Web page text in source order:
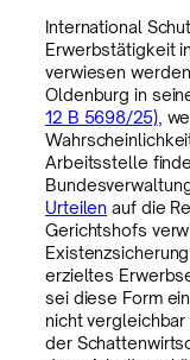
International
Erwerbstätigkeit
verwiesen
Oldenburg in
12 B 5698/25),
Arbeitsstelle
Urteilen auf die
Gerichtshofs
erzieltes
sei diese Form
nicht
der